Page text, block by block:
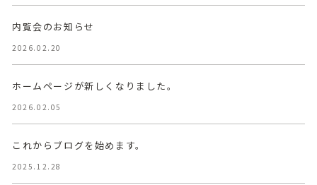
内覧会のお知らせ
2026.02.20
ホームページが新しくなりました。
2026.02.05
これからブログを始めます。
2025.12.28